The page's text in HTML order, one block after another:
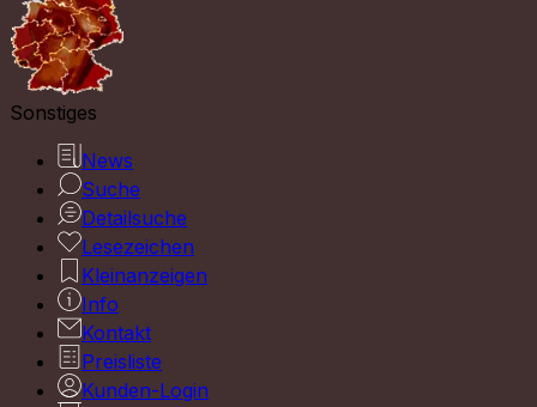
Sonstiges
News
Suche
Detailsuche
Lesezeichen
Kleinanzeigen
Info
Kontakt
Preisliste
Kunden-Login